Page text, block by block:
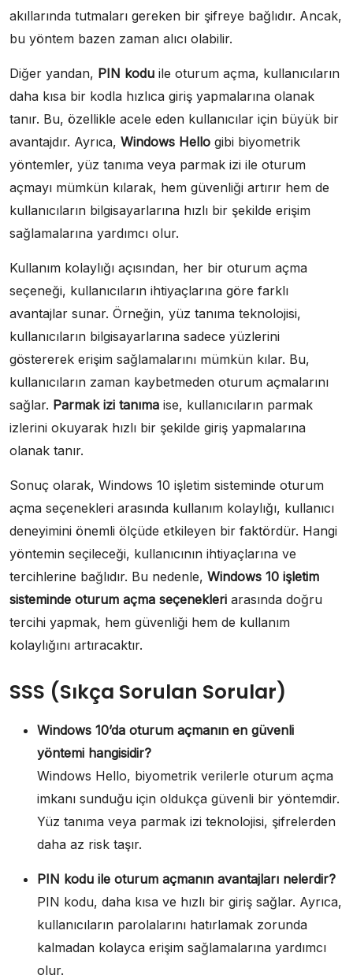
akıllarında tutmaları gereken bir şifreye bağlıdır. Ancak,
bu yöntem bazen zaman alıcı olabilir.
Diğer yandan, PIN kodu ile oturum açma, kullanıcıların
daha kısa bir kodla hızlıca giriş yapmalarına olanak
tanır. Bu, özellikle acele eden kullanıcılar için büyük bir
avantajdır. Ayrıca, Windows Hello gibi biyometrik
yöntemler, yüz tanıma veya parmak izi ile oturum
açmayı mümkün kılarak, hem güvenliği artırır hem de
kullanıcıların bilgisayarlarına hızlı bir şekilde erişim
sağlamalarına yardımcı olur.
Kullanım kolaylığı açısından, her bir oturum açma
seçeneği, kullanıcıların ihtiyaçlarına göre farklı
avantajlar sunar. Örneğin, yüz tanıma teknolojisi,
kullanıcıların bilgisayarlarına sadece yüzlerini
göstererek erişim sağlamalarını mümkün kılar. Bu,
kullanıcıların zaman kaybetmeden oturum açmalarını
sağlar. Parmak izi tanıma ise, kullanıcıların parmak
izlerini okuyarak hızlı bir şekilde giriş yapmalarına
olanak tanır.
Sonuç olarak, Windows 10 işletim sisteminde oturum
açma seçenekleri arasında kullanım kolaylığı, kullanıcı
deneyimini önemli ölçüde etkileyen bir faktördür. Hangi
yöntemin seçileceği, kullanıcının ihtiyaçlarına ve
tercihlerine bağlıdır. Bu nedenle, Windows 10 işletim
sisteminde oturum açma seçenekleri arasında doğru
tercihi yapmak, hem güvenliği hem de kullanım
kolaylığını artıracaktır.
SSS (Sıkça Sorulan Sorular)
Windows 10’da oturum açmanın en güvenli
yöntemi hangisidir?
Windows Hello, biyometrik verilerle oturum açma
imkanı sunduğu için oldukça güvenli bir yöntemdir.
Yüz tanıma veya parmak izi teknolojisi, şifrelerden
daha az risk taşır.
PIN kodu ile oturum açmanın avantajları nelerdir?
PIN kodu, daha kısa ve hızlı bir giriş sağlar. Ayrıca,
kullanıcıların parolalarını hatırlamak zorunda
kalmadan kolayca erişim sağlamalarına yardımcı
olur.